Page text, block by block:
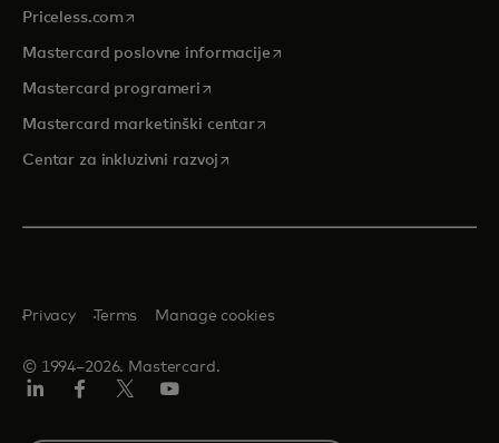
Priceless.com opens in a new tab
Mastercard poslovne informacijeopens in a new tab
Mastercard programeri opens in a new tab
Mastercard marketinški centaropens in a new tab
Centar za inkluzivni razvoj opens in a new tab
© 1994–2026. Mastercard.
Privacy Terms Manage cookies